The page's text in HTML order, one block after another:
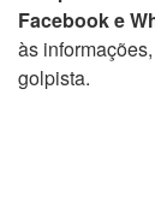
Facebook e
às
golpista.